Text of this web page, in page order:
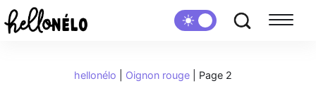
hellonélo Oignon rouge Page 2